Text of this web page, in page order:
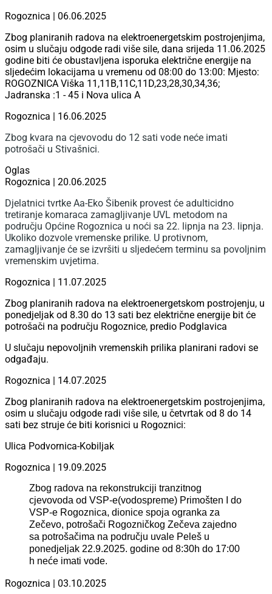
Rogoznica | 06.06.2025
Zbog planiranih radova na elektroenergetskim postrojenjima,
osim u slučaju odgode radi više sile, dana srijeda 11.06.2025
godine biti će obustavljena isporuka električne energije na
sljedećim lokacijama u vremenu od 08:00 do 13:00: Mjesto:
ROGOZNICA Viška 11,11B,11C,11D,23,28,30,34,36;
Jadranska :1 - 45 i Nova ulica A
Rogoznica | 16.06.2025
Zbog kvara na cjevovodu do 12 sati vode neće imati
potrošači u Stivašnici.
Oglas
Rogoznica | 20.06.2025
Djelatnici tvrtke Aa-Eko Šibenik provest će adulticidno
tretiranje komaraca zamagljivanje UVL metodom na
području Općine Rogoznica u noći sa 22. lipnja na 23. lipnja.
Ukoliko dozvole vremenske prilike. U protivnom,
zamagljivanje će se izvršiti u sljedećem terminu sa povoljnim
vremenskim uvjetima.
Rogoznica | 11.07.2025
Zbog planiranih radova na elektroenergetskom postrojenju, u
ponedjeljak od 8.30 do 13 sati bez električne energije bit će
potrošači na području Rogoznice, predio Podglavica
U slučaju nepovoljnih vremenskih prilika planirani radovi se
odgađaju.
Rogoznica | 14.07.2025
Zbog planiranih radova na elektroenergetskim postrojenjima,
osim u slučaju odgode radi više sile, u četvrtak od 8 do 14
sati bez struje će biti korisnici u Rogoznici:
Ulica Podvornica-Kobiljak
Rogoznica | 19.09.2025
Zbog radova na rekonstrukciji tranzitnog
cjevovoda od VSP-e(vodospreme) Primošten I do
VSP-e Rogoznica, dionice spoja ogranka za
Zečevo, potrošači Rogozničkog Zečeva zajedno
sa potrošačima na području uvale Peleš u
ponedjeljak 22.9.2025. godine od 8:30h do 17:00
h neće imati vode.
Rogoznica | 03.10.2025